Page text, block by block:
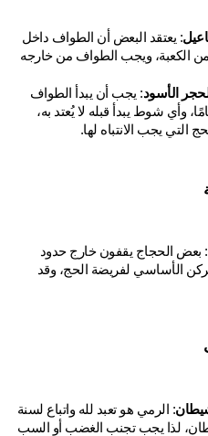
: يعتقد البعض أن الطواف داخل
الحِجر صحيح، بينما هو جزء من الكعبة، ويجب الطواف من خارجه
الأسود
: يجب أن يبدأ الطواف
من محاذاة الحجر الأسود تمامًا، وأي شوط يبدأ قبله لا يُعتد به،
يجب الانتباه لها.
: بعض الحجاج يقفون خارج حدود
عرفة دون علم، مما يُبطل الركن الأساسي لفريضة الحج، وقد
: الرمي هو تعبد لله واتباع لسنة
النبي ﷺ، وليس لإيذاء الشيطان، لذا يجب تجنب الغضب أو السب